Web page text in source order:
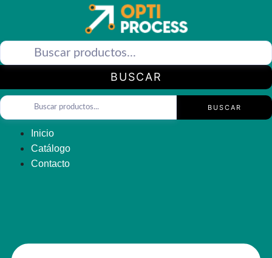
BUSCAR
BUSCAR
Inicio
Catálogo
Contacto